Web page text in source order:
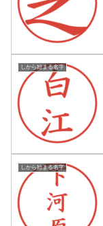
しから始まる名字
しから始まる名字